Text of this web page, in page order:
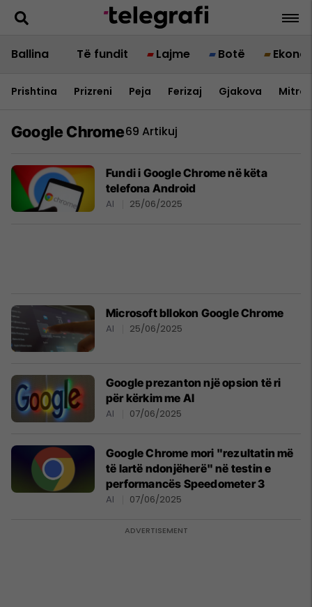
Ballina Të fundit Lajme Botë
Prishtina Prizreni Peja Ferizaj Gjakova
Google Chrome69 Artikuj
Fundi i Google Chrome në këta
telefona Android
AI 25/06/2025
Microsoft bllokon Google Chrome
AI 25/06/2025
Google prezanton një opsion të ri
për kërkim me AI
AI 07/06/2025
Google Chrome mori "rezultatin më
të lartë ndonjëherë" në testin e
performancës Speedometer 3
AI 07/06/2025